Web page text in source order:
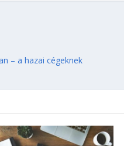
– a hazai cégeknek